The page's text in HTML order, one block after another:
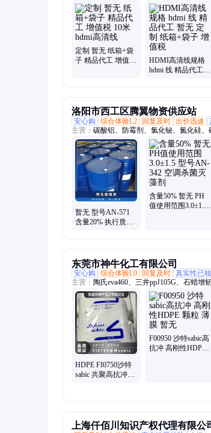
定制 暂无 纸箱+袋
子 精品代工 增值税
HDMI高清线规格
hdmi 线 精品代工
洛阳市西工区腾翼物资供应站
安心购
综合体验L2 回复及时 出价迅速
主营： 碳酸铝、防霉剂、氯化铋、氮化硅
铝、化学试剂、抗静电剂、乙酸乙酯、氢
风、次磷酸镁、氯化氢乙醇、氯化氢甲醇
剂、柴油降凝剂、硫代硫酸铵、聚丙烯酰胺
板桶、硫代乙醇酸钠、高分子絮凝剂
暂无 型号AN-571
含量20% 执行质量
含量50% 暂无 PH
值使用范围3.0±1.5
东莞市神牛化工有限公司
安心购
综合体验L0 回复及时 真实性已
主营： 陶氏eva460、三井ppJ105G、石蜡增
热熔级eva250、普瑞曼ppj105g
HDPE FI0750沙特
sabic 共聚高抗冲高
F00950 沙特sabic高
抗冲 高刚性HDPE
上海仟佰川知识产权代理有限公